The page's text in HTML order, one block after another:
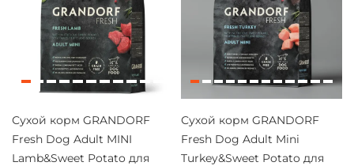
Сухой корм GRANDORF
Fresh Dog Adult MINI
Lamb&Sweet Potato для
Сухой корм GRANDORF
Fresh Dog Adult Mini
Turkey&Sweet Potato для